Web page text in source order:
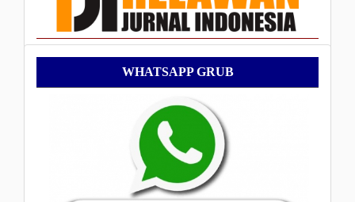
WhatsApp
Grub
WHATSAPP GRUB